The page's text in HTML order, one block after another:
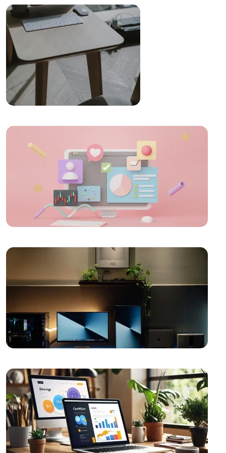
Pazarlama Stratejilerindeki Önemi
SEO Resim Optimizasyonu: Web Siteleriniz İçin
Önemli Bir Adım
Kullanıcı Dostu Menü Tasarımı: Web Sitesi Deneyimini
Mükemmelleştirme Sanatı
Alesta Medya: SEO Uyumlu Mobil Site Tasarımı
Önemi
SEO Güvenlik Protokolleri: Web Sitelerinizin
Güvenliğini Artırmanın Yolları
E-Ticaret Web Tasarımı: Dijital Dönüşümün Anahtarı
SEO Mobil Hız Testi: Web Sitelerinizin Performansını
Artırın
SEO Backlink Stratejileri: Web Tasarım Alanında
Toptan Gıda Satışı Web Sitesi Tasarımı: Dijital
Pazarlama Stratejileri ve Trendler
Arkeolog Web Sitesi Tasarımı: Tarihin Derinliklerinde
Bir Yolculuk
Profesyonel ve Etkili Çözümler
Büro Kiralama Web Sitesi Tasarımı: Profesyonel
Çözümler ile Dijital Dönüşüm!
Sanal Asistan Web Sitesi Tasarımı: Profesyonel ve
Etkili Çözümler